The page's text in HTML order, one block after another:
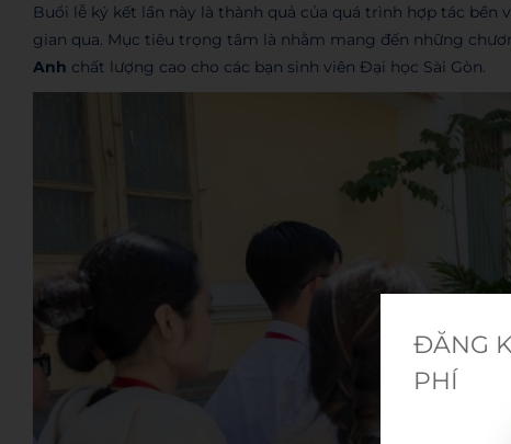
Buổi lễ ký kết lần này là thành quả của quá trình hợp tác
gian qua. Mục tiêu trọng tâm là nhằm mang đến những
Anh chất lượng cao cho các bạn sinh viên Đại học Sài Gòn.
ĐĂNG
PHÍ